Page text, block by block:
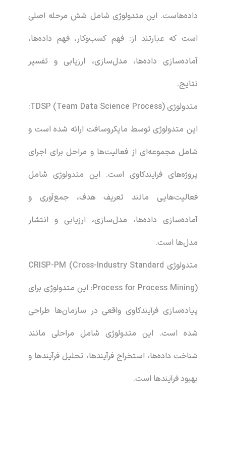
داده‌هاست. این متدولوژی شامل شش مرحله اصلی
است که عبارتند از: فهم کسب‌وکار، فهم داده‌ها،
آماده‌سازی داده‌ها، مدل‌سازی، ارزیابی و تفسیر
نتایج.
متدولوژی TDSP (Team Data Science Process):
این متدولوژی توسط مایکروسافت ارائه شده است و
شامل مجموعه‌ای از فعالیت‌ها و مراحل برای اجرای
پروژه‌های فرآیندکاوی است. این متدولوژی شامل
فعالیت‌هایی مانند تعریف هدف، جمع‌آوری و
آماده‌سازی داده‌ها، مدل‌سازی، ارزیابی و انتشار
مدل‌ها است.
متدولوژی CRISP-PM (Cross-Industry Standard
Process for Process Mining): این متدولوژی برای
پیاده‌سازی فرآیندکاوی واقعی در سازمان‌ها طراحی
شده است. این متدولوژی شامل مراحلی مانند
شناخت داده‌ها، استخراج فرآیندها، تحلیل فرآیندها و
بهبود فرآیندها است.